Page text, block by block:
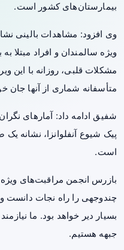
بیمارستان‌های کشور است.
ویژه سالمندان و افراد مبتلا
مشکلات قلبی، روزانه با این
متأسفانه شماری از آنها جان
شفیق ادامه داد: آمارهای
پیک شیوع آنفلوانزا، نشانه
است.
بازرس انجمن مراقبت‌های
چندوجهی را راه نجات دانست و
بسیار دیر خواهد بود. ما
جبهه هستیم.